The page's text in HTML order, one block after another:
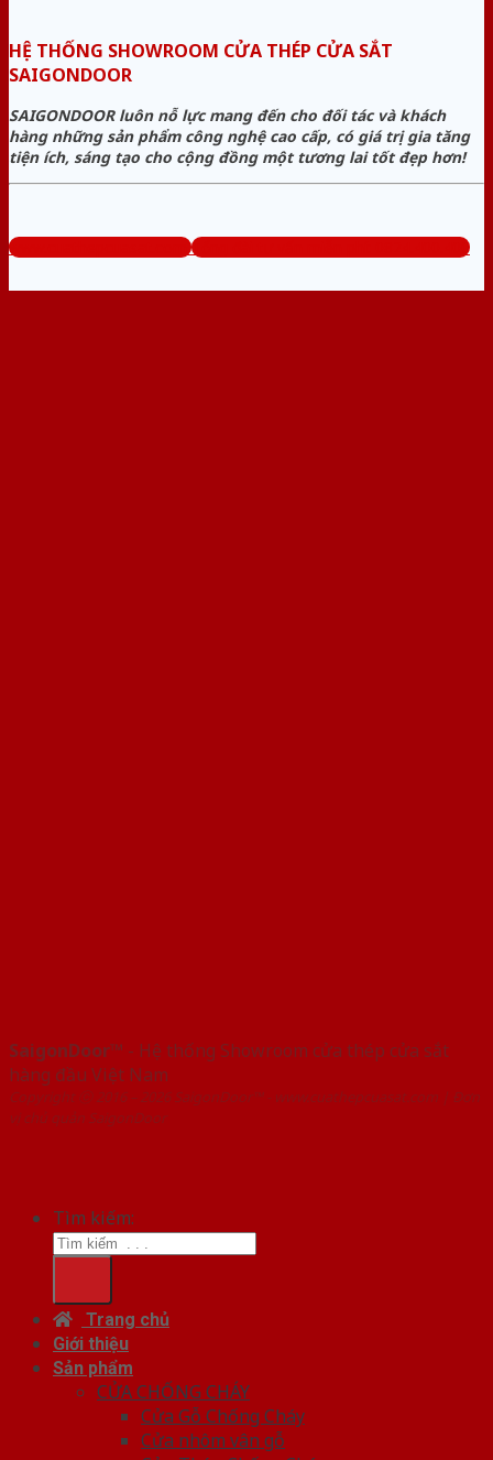
HỆ THỐNG SHOWROOM CỬA THÉP CỬA SẮT
SAIGONDOOR
SAIGONDOOR luôn nỗ lực mang đến cho đối tác và khách
hàng những sản phẩm công nghệ cao cấp, có giá trị gia tăng
tiện ích, sáng tạo cho cộng đồng một tương lai tốt đẹp hơn!
www.cuathepcuasat.com Tổng đài tư vấn miễn phí: 0824.400.400
SaigonDoor™ - Hệ thống Showroom cửa thép cửa sắt
hàng đầu Việt Nam
Copyright ⓒ 2016 – 2026 SaigonDoor™ - www.cuathepcuasat.com | Đơn
vị chủ quản SaigonDoor
Tìm kiếm:
Trang chủ
Giới thiệu
Sản phẩm
CỬA CHỐNG CHÁY
Cửa Gỗ Chống Cháy
Cửa nhôm vân gỗ